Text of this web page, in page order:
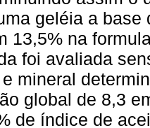
geléia a
13,5% na
foi avaliada
mineral
global de 8,3
de índice de